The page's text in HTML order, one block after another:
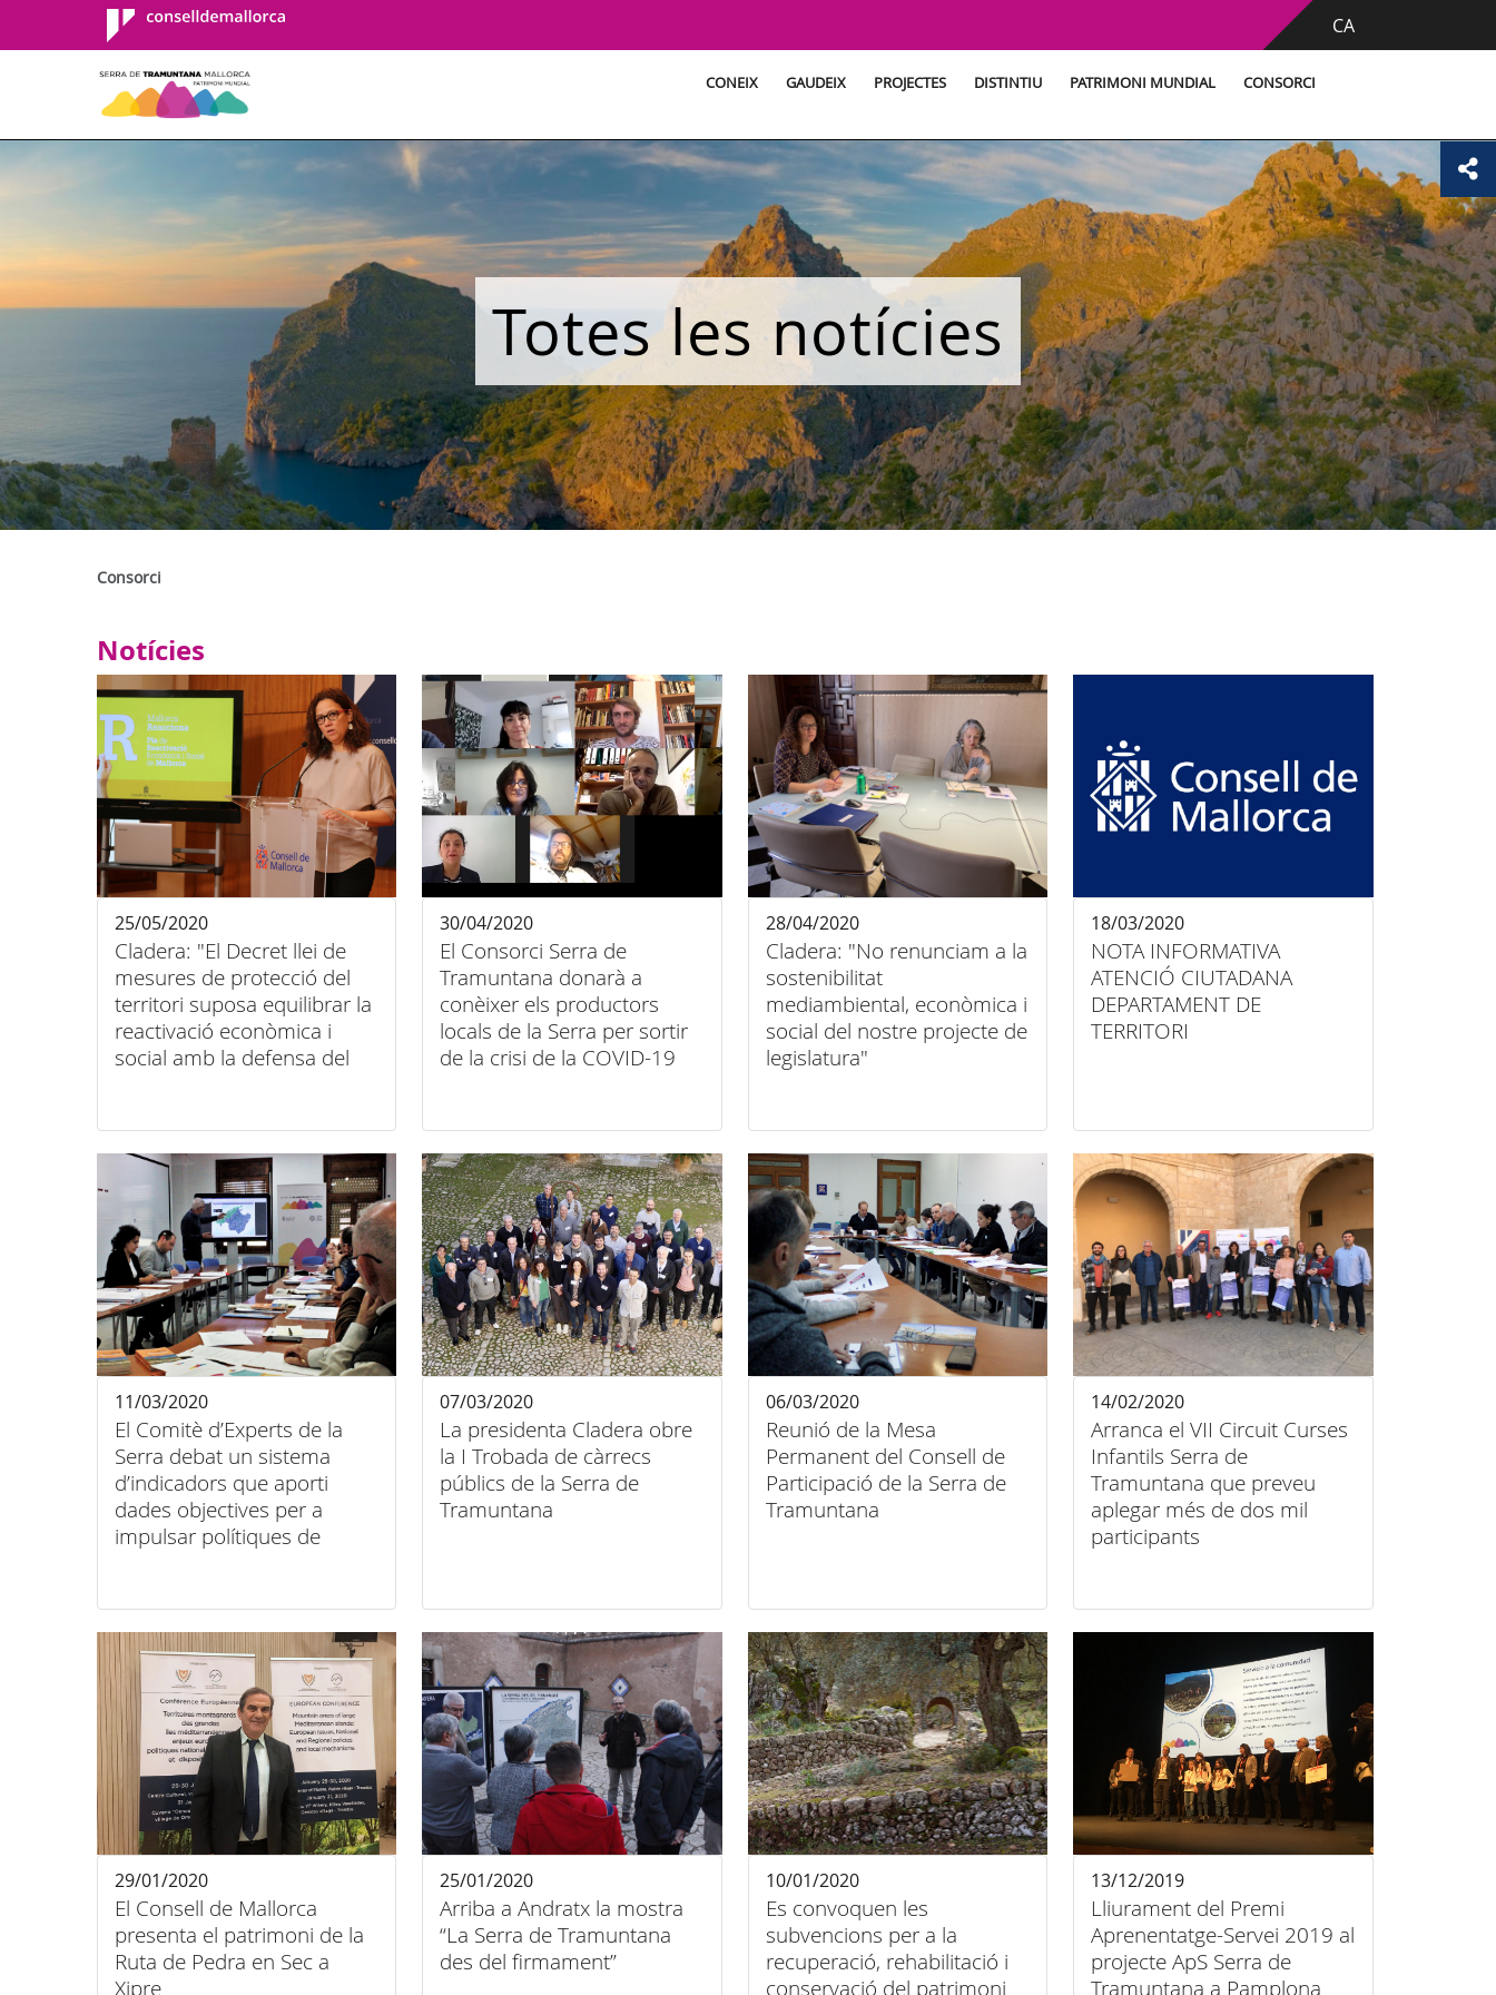
Consell de
Mallorca
CA
CONEIX GAUDEIX PROJECTES DISTINTIU PATRIMONI MUNDIAL CONSORCI
Totes les notícies
Consorci
Notícies
Cladera: "El Decret llei de
mesures de protecció del
territori suposa equilibrar la
reactivació econòmica i
social amb la defensa del
25/05/2020
El Consorci Serra de
Tramuntana donarà a
conèixer els productors
locals de la Serra per sortir
de la crisi de la COVID-19
30/04/2020
Cladera: "No renunciam a la
sostenibilitat
mediambiental, econòmica i
social del nostre projecte de
legislatura"
28/04/2020
NOTA INFORMATIVA
ATENCIÓ CIUTADANA
DEPARTAMENT DE
TERRITORI
18/03/2020
El Comitè d’Experts de la
Serra debat un sistema
d’indicadors que aporti
dades objectives per a
impulsar polítiques de
11/03/2020
La presidenta Cladera obre
la I Trobada de càrrecs
públics de la Serra de
Tramuntana
07/03/2020
Reunió de la Mesa
Permanent del Consell de
Participació de la Serra de
Tramuntana
06/03/2020
Arranca el VII Circuit Curses
Infantils Serra de
Tramuntana que preveu
aplegar més de dos mil
participants
14/02/2020
El Consell de Mallorca
presenta el patrimoni de la
Ruta de Pedra en Sec a
Xipre
29/01/2020
Arriba a Andratx la mostra
“La Serra de Tramuntana
des del firmament”
25/01/2020
Es convoquen les
subvencions per a la
recuperació, rehabilitació i
conservació del patrimoni
10/01/2020
Lliurament del Premi
Aprenentatge-Servei 2019 al
projecte ApS Serra de
Tramuntana a Pamplona
13/12/2019